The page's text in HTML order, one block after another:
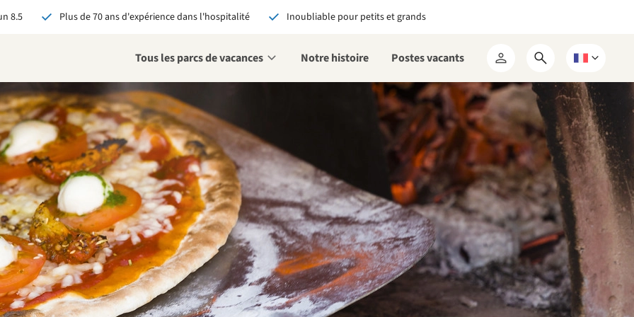
8.5 Plus de 70 ans d'expérience dans l'hospitalité Inoubliable pour petits et grands
Tous les parcs de vacances Notre histoire Postes vacants
Mon
RCN
Ouvrir
le
formulaire
de
recherche
Choisissez
une
langue
via RCN, vous
garantie du meilleur prix
avantages exclusifs
contact personnalisé
tous les avantages